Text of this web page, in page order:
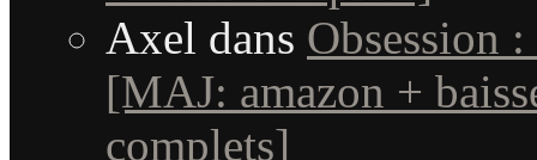
Axel dans Obsession
[MAJ: amazon +
complets]